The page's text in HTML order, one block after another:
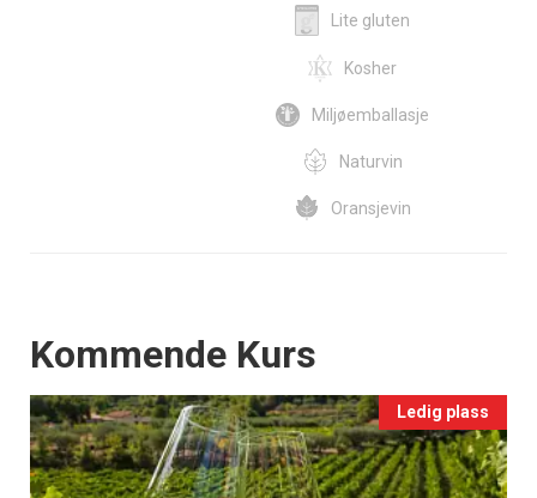
Lite gluten
Kosher
Miljøemballasje
Naturvin
Oransjevin
Events
Kommende Kurs
Ledig plass